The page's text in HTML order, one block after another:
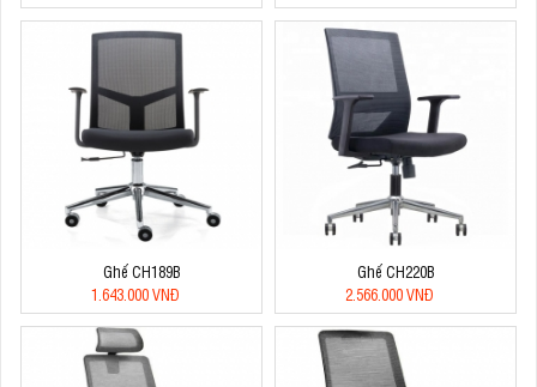
Ghế CH189B
1.643.000 VNĐ
Ghế CH220B
2.566.000 VNĐ